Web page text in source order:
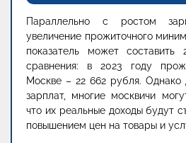
Параллельно с ростом
увеличение прожиточного
показатель может
сравнения: в 2023 году
Москве – 22 662 рубля.
зарплат, многие москвичи
что их реальные доходы будут
повышением цен на товары и